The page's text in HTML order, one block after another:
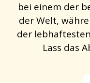
bei einem der
der Welt,
der
Lass das